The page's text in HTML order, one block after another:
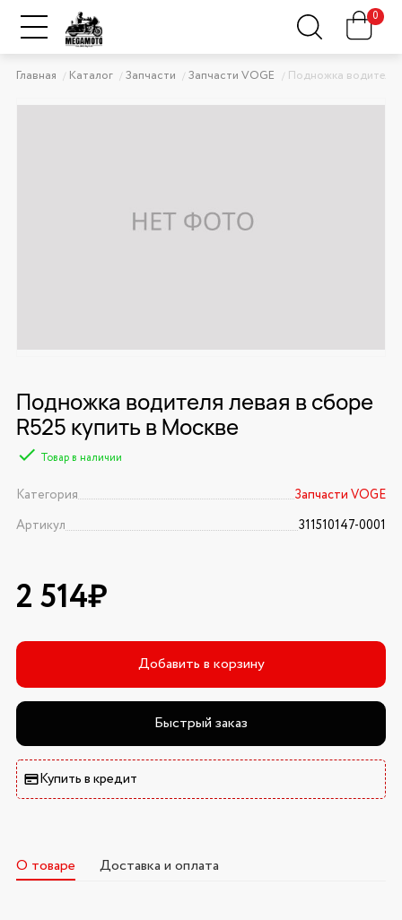
0
Главная Каталог Запчасти Запчасти VOGE Подножка водителя
Подножка водителя левая в сборе
R525 купить в Москве
Товар в наличии
Категория
Запчасти VOGE
Артикул
311510147-0001
2 514₽
Добавить в корзину
Быстрый заказ
Купить в кредит
О товаре Доставка и оплата